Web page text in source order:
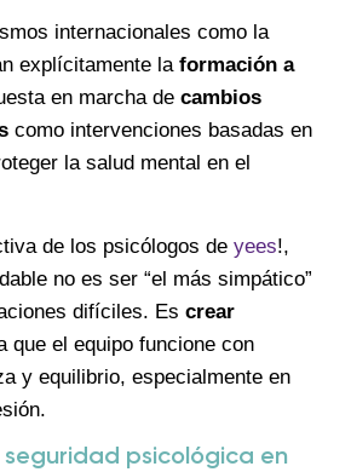
internacionales como la
explícitamente la formación a
en marcha de cambios
como intervenciones basadas en
la salud mental en el
de los psicólogos de yees!,
no es ser “el más simpático”
difíciles. Es crear
que el equipo funcione con
y equilibrio, especialmente en
seguridad psicológica en